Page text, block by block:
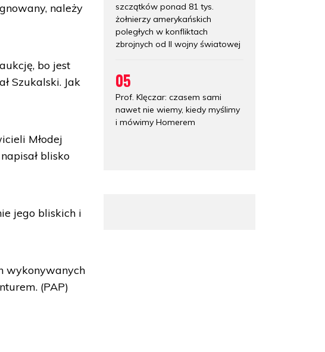
należy
bo jest
Szukalski. Jak
Młodej
blisko
jego bliskich i
wykonywanych
(PAP)
szczątków ponad 81 tys.
żołnierzy amerykańskich
poległych w konfliktach
zbrojnych od II wojny światowej
05
Prof. Klęczar: czasem sami
nawet nie wiemy, kiedy myślimy
i mówimy Homerem